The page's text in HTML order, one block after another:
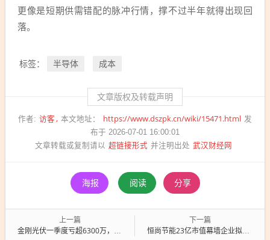
更像是短期供需错配的脉冲行情，撑不过半年就得出现回
落。
标签： 半导体 成本
文章版权及转载声明
作者: 访客 本文地址： https://www.dszpk.cn/wiki/15471.html 发
布于 2026-07-01 16:00:01
文章转载或复制请以 超链接形式 并注明出处 武汉财经网
海报 阅读 分享
上一篇
金刚光伏一季度亏超6300万，却拟斥资16.6亿投建风电项目
下一篇
恒尚节能23亿市值幕墙企业拟6亿收购存储公司 跨界半导体打造第二曲线